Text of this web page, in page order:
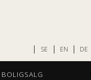
SE EN DE
BOLIGSALG